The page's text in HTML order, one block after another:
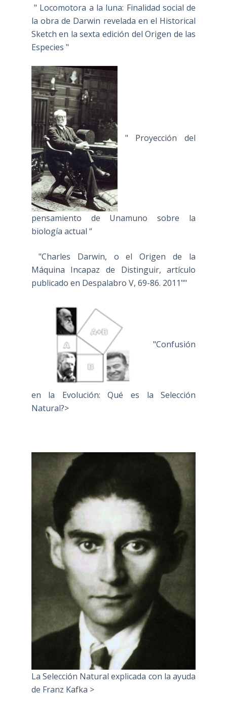
" Locomotora a la luna: Finalidad social de
la obra de Darwin revelada en el Historical
Sketch en la sexta edición del Origen de las
Especies "
" Proyección del
pensamiento de Unamuno sobre la
biología actual “
"Charles Darwin, o el Origen de la
Máquina Incapaz de Distinguir, artículo
publicado en Despalabro V, 69-86. 2011""
"Confusión
en la Evolución: Qué es la Selección
Natural?>
La Selección Natural explicada con la ayuda
de Franz Kafka >